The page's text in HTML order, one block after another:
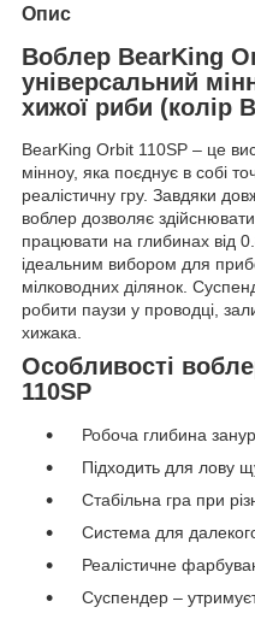
Опис
Воблер BearKing
універсальний
хижої риби (колір
BearKing Orbit 110SP – це
мінноу, яка поєднує в собі
реалістичну гру. Завдяки
воблер дозволяє
працювати на глибинах від
ідеальним вибором для
мілководних ділянок.
робити паузи у проводці,
хижака.
Особливості
110SP
Робоча глибина
Підходить для лову
Стабільна гра при
Система для
Реалістичне
Суспендер –